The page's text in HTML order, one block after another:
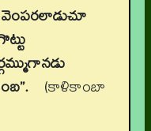
(కాళికాంబా